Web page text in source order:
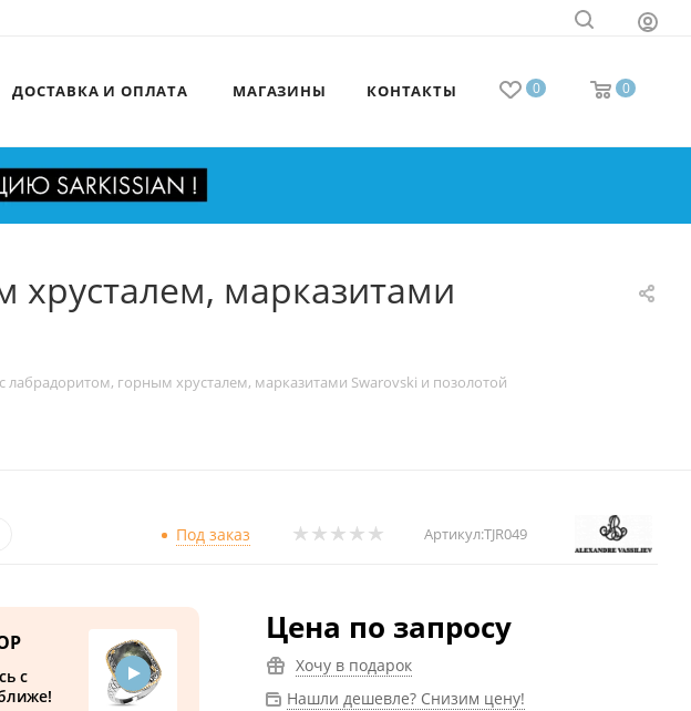
0 0
ДОСТАВКА И ОПЛАТА МАГАЗИНЫ КОНТАКТЫ
хрусталем, марказитами
лабрадоритом, горным хрусталем, марказитами Swarovski и позолотой
Под заказ Артикул:TJR049
с
Цена по запросу
Хочу в подарок
Нашли дешевле? Снизим цену!